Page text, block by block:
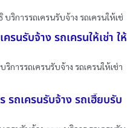
ริการรถเครนรับจ้าง รถเครนให้เช่
รนรับจ้าง รถเครนให้เช่า ให้
การรถเครนรับจ้าง รถเครนให้เช่า
รถเครนรับจ้าง รถเฮี๊ยบรับ